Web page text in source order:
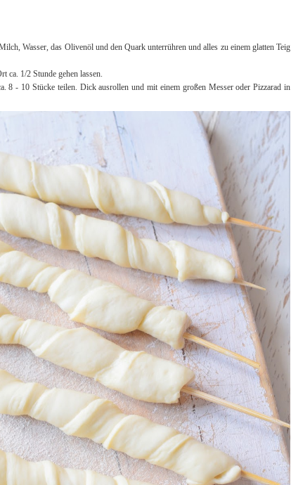
Wasser, das Olivenöl und den Quark unterrühren und alles zu einem glatten Teig
ca. 1/2 Stunde gehen lassen.
8 - 10 Stücke teilen. Dick ausrollen und mit einem großen Messer oder Pizzarad in